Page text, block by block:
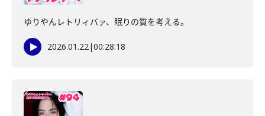
ゆりやんレトリィバァ、眠りの質を考える。
2026.01.22|00:28:18